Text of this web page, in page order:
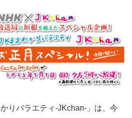
りバラエティ-JKchan-」は、今